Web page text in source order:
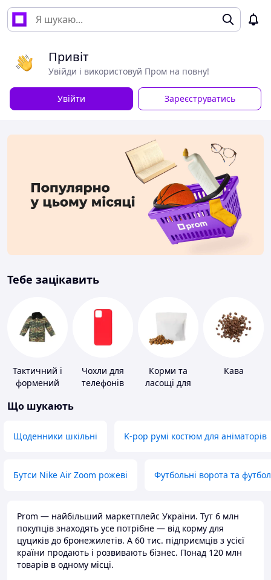
Привіт
Увійди і використовуй Пром на повну!
Увійти Зареєструватись
Тебе зацікавить
Тактичний і
формений
Чохли для
телефонів
Корми та
ласощі для
Кава
Що шукають
Щоденники шкільні K-pop румі костюм для аніматорів
Бутси Nike Air Zoom рожеві Футбольні ворота та
Prom — найбільший маркетплейс України. Тут 6 млн
покупців знаходять усе потрібне — від корму для
цуциків до бронежилетів. А 60 тис. підприємців з усієї
країни продають і розвивають бізнес. Понад 120 млн
товарів в одному місці.